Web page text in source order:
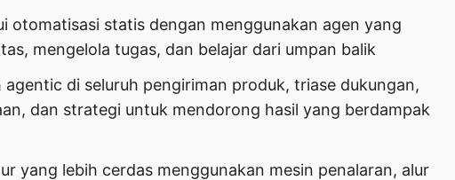
otomatisasi statis dengan menggunakan agen yang
mengelola tugas, dan belajar dari umpan balik
agentic di seluruh pengiriman produk, triase dukungan,
dan strategi untuk mendorong hasil yang berdampak
yang lebih cerdas menggunakan mesin penalaran, alur